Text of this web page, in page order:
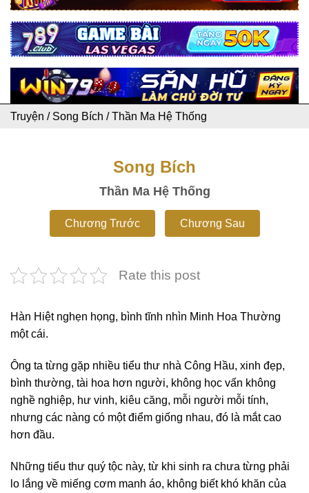
Truyện / Song Bích /Thần Ma Hệ Thống
Song Bích
Thần Ma Hệ Thống
Chương Trước Chương Sau
Rate this post
Hàn Hiệt nghẹn họng, bình tĩnh nhìn Minh Hoa Thường
một cái.
Ông ta từng gặp nhiều tiểu thư nhà Công Hầu, xinh đẹp,
bình thường, tài hoa hơn người, không học vấn không
nghề nghiệp, hư vinh, kiêu căng, mỗi người mỗi tính,
nhưng các nàng có một điểm giống nhau, đó là mắt cao
hơn đầu.
Những tiểu thư quý tộc này, từ khi sinh ra chưa từng phải
lo lắng về miếng cơm manh áo, không biết khó khăn của